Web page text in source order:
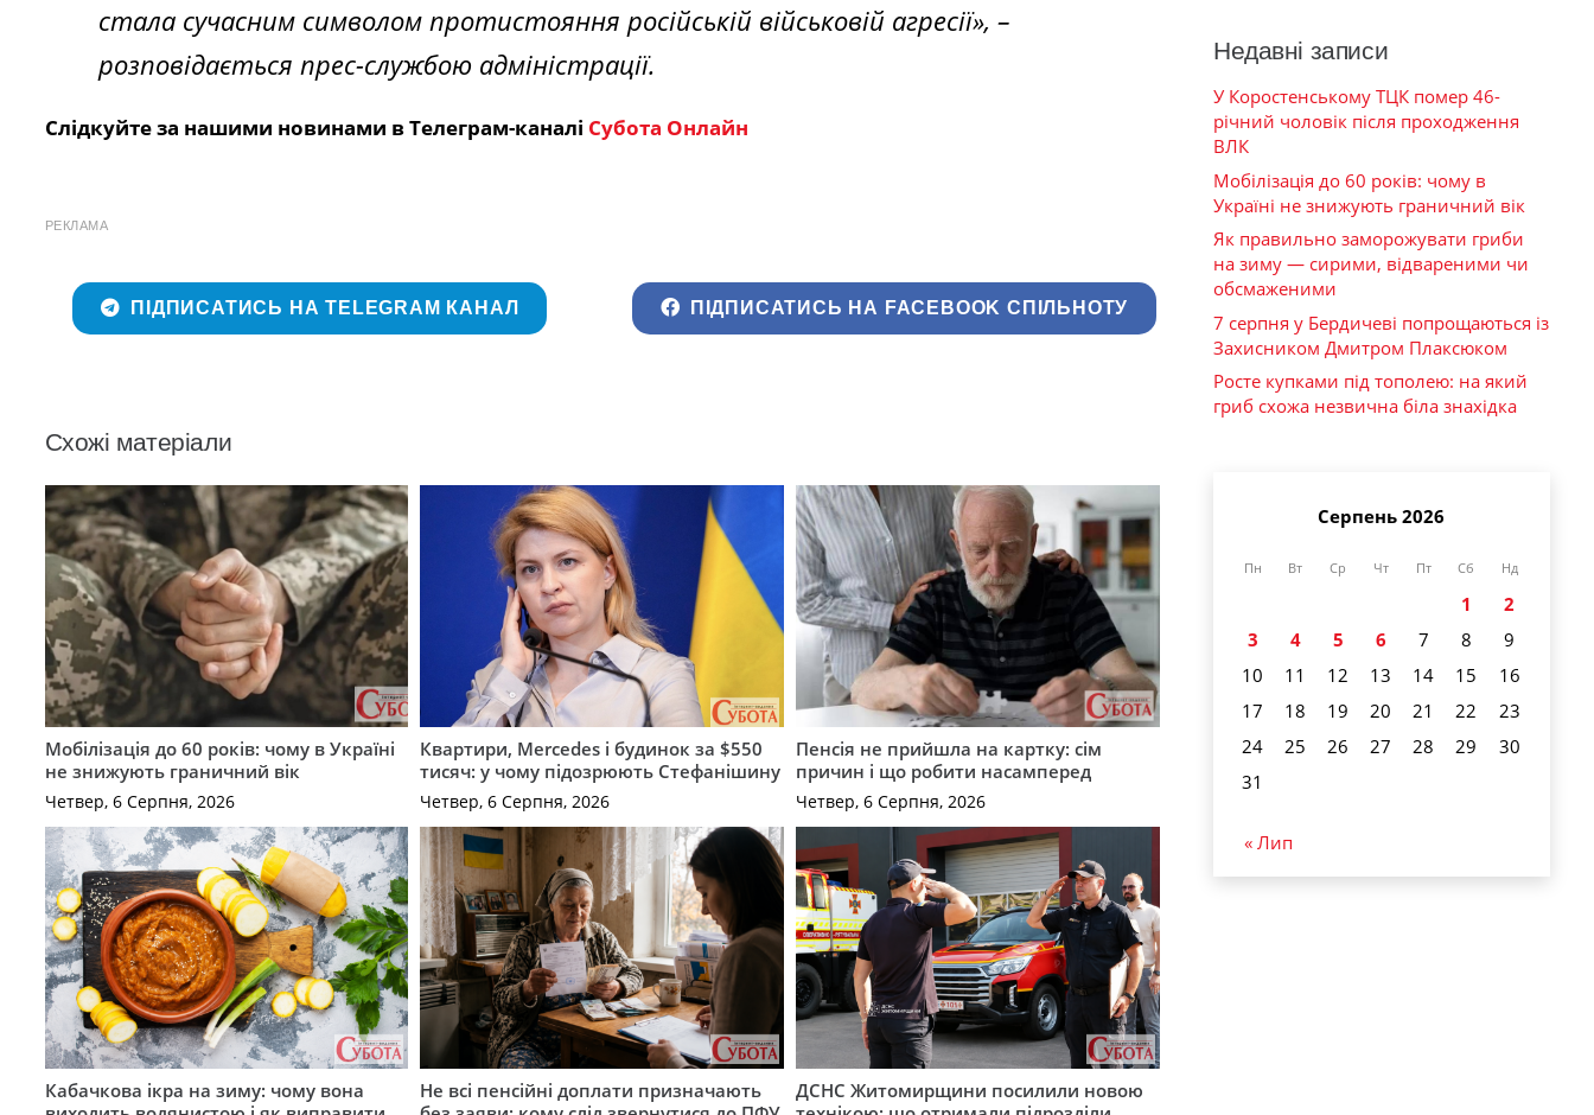
стала сучасним символом протистояння російській військовій агресії», –
розповідається прес-службою адміністрації.
Слідкуйте за нашими новинами в Телеграм-каналі Субота Онлайн
РЕКЛАМА
ПІДПИСАТИСЬ НА TELEGRAM КАНАЛ ПІДПИСАТИСЬ НА FACEBOOK СПІЛЬНОТУ
Схожі матеріали
Мобілізація до 60 років: чому в Україні
не знижують граничний вік
Четвер, 6 Серпня, 2026
Квартири, Mercedes і будинок за $550
тисяч: у чому підозрюють Стефанішину
Четвер, 6 Серпня, 2026
Пенсія не прийшла на картку: сім
причин і що робити насамперед
Четвер, 6 Серпня, 2026
Кабачкова ікра на зиму: чому вона
Не всі пенсійні доплати призначають
ДСНС Житомирщини посилили новою
Недавні записи
У Коростенському ТЦК помер 46-
річний чоловік після проходження
ВЛК
Мобілізація до 60 років: чому в
Україні не знижують граничний вік
Як правильно заморожувати гриби
на зиму — сирими, відвареними чи
обсмаженими
7 серпня у Бердичеві попрощаються із
Захисником Дмитром Плаксюком
Росте купками під тополею: на який
гриб схожа незвична біла знахідка
Серпень 2026
Пн Вт Ср Чт Пт Сб Нд
1
2
3
4 5 6 7 8
9
10
11 12 13 14 15
16
17
18 19 20 21 22
23
24
25 26 27 28 29
30
31
« Лип